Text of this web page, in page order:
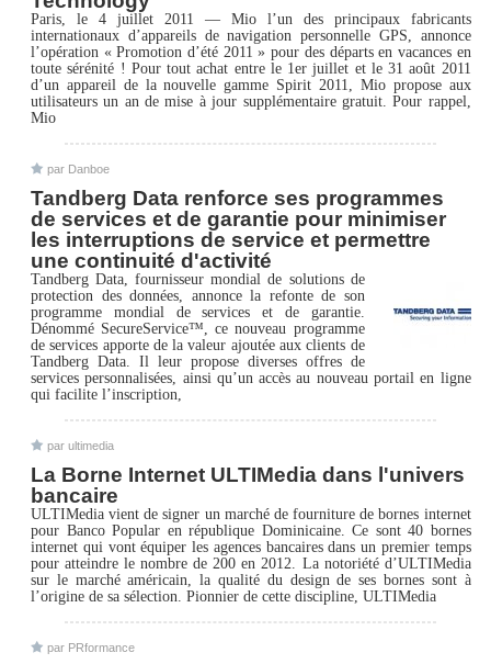
Paris, le 4 juillet 2011 — Mio l’un des principaux fabricants
internationaux d’appareils de navigation personnelle GPS, annonce
l’opération « Promotion d’été 2011 » pour des départs en vacances en
toute sérénité ! Pour tout achat entre le 1er juillet et le 31 août 2011
d’un appareil de la nouvelle gamme Spirit 2011, Mio propose aux
utilisateurs un an de mise à jour supplémentaire gratuit. Pour rappel,
Mio
par Danboe
Tandberg Data renforce ses programmes
de services et de garantie pour minimiser
les interruptions de service et permettre
une continuité d'activité
Tandberg Data, fournisseur mondial de solutions de
protection des données, annonce la refonte de son
programme mondial de services et de garantie.
Dénommé SecureService™, ce nouveau programme
de services apporte de la valeur ajoutée aux clients de
Tandberg Data. Il leur propose diverses offres de
services personnalisées, ainsi qu’un accès au nouveau portail en ligne
qui facilite l’inscription,
par ultimedia
La Borne Internet ULTIMedia dans l'univers
bancaire
ULTIMedia vient de signer un marché de fourniture de bornes internet
pour Banco Popular en république Dominicaine. Ce sont 40 bornes
internet qui vont équiper les agences bancaires dans un premier temps
pour atteindre le nombre de 200 en 2012. La notoriété d’ULTIMedia
sur le marché américain, la qualité du design de ses bornes sont à
l’origine de sa sélection. Pionnier de cette discipline, ULTIMedia
par PRformance